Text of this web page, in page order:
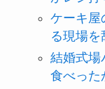
ケーキ屋
る現場を
結婚式場
食べった